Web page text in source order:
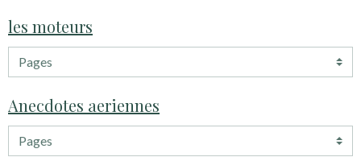
les moteurs
Anecdotes aeriennes